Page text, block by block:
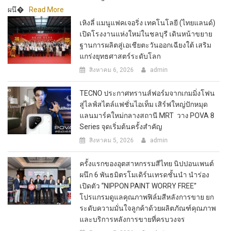
ผนึ�
Read More
เหิงลี่ แมนูแฟคเจอริ่ง เทคโนโลยี (ไทยแลนด์)
เปิดโรงงานแห่งใหม่ในชลบุรี เดินหน้าขยาย
ฐานการผลิตสู่เอเชียตะวันออกเฉียงใต้ เสริม
แกร่งยุทธศาสตร์ระดับโลก
สิงหาคม 6, 2026 admin
TECNO ประกาศทรานส์ฟอร์มจากเกมมิ่งโฟน
สู่ไลฟ์สไตล์แฟชั่นไอเท็ม เสิร์ฟใหญ่ปักหมุด
แลนมาร์คใหม่กลางสถานี MRT วาง POVA 8
Series จุดเริ่มต้นครั้งสำคัญ
สิงหาคม 5, 2026 admin
ครั้งแรกของอุตสาหกรรมสีไทย นิปปอนเพนต์
ผนึก 6 พันธมิตรโมเดิร์นเทรดชั้นนำ นำร่อง
เปิดตัว “NIPPON PAINT WORRY FREE”
โปรแกรมดูแลคุณภาพฟิล์มสีหลังการขาย ยก
ระดับความมั่นใจลูกค้าด้วยผลิตภัณฑ์คุณภาพ
และบริการหลังการขายที่ครบวงจร